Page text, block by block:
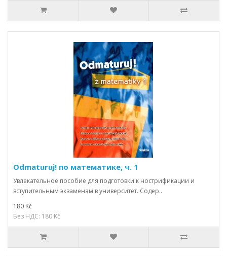
Odmaturuj! по математике, ч. 1
Увлекательное пособие для подготовки к нострификации и
вступительным экзаменам в университет. Содер..
180 Kč
Без НДС: 180 Kč